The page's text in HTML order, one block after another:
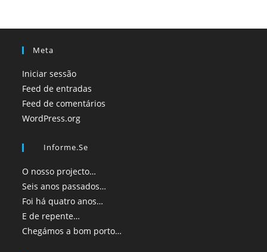
Meta
Iniciar sessão
Feed de entradas
Feed de comentários
WordPress.org
Informe.se
O nosso projecto…
Seis anos passados…
Foi há quatro anos…
E de repente…
Chegámos a bom porto…